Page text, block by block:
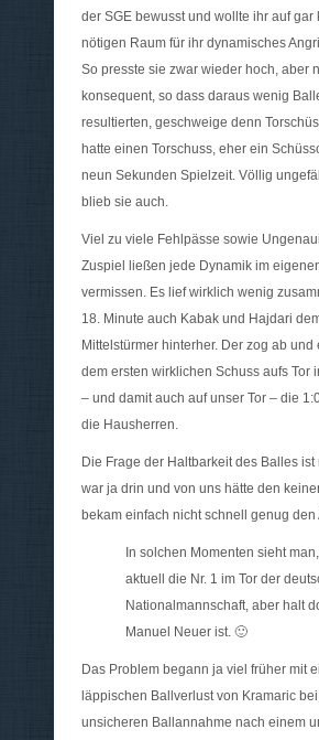
der SGE bewusst und wollte ihr auf gar
nötigen Raum für ihr dynamisches
So presste sie zwar wieder hoch, aber
konsequent, so dass daraus wenig
resultierten, geschweige denn
hatte einen Torschuss, eher ein
neun Sekunden Spielzeit. Völlig
blieb sie auch.
Viel zu viele Fehlpässe sowie
Zuspiel ließen jede Dynamik im
vermissen. Es lief wirklich wenig
18. Minute auch Kabak und Hajdari
Mittelstürmer hinterher. Der zog ab und
dem ersten wirklichen Schuss aufs Tor
– und damit auch auf unser Tor – die
die Hausherren.
Die Frage der Haltbarkeit des Balles
war ja drin und von uns hätte den
bekam einfach nicht schnell genug den
In solchen Momenten sieht
aktuell die Nr. 1 im Tor der
Nationalmannschaft, aber halt
Manuel Neuer ist. 🙂
Das Problem begann ja viel früher mit
läppischen Ballverlust von Kramaric
unsicheren Ballannahme nach einem